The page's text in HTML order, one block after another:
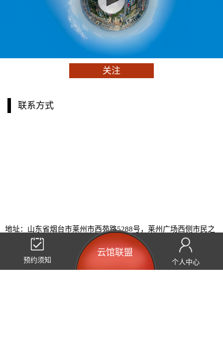
关注
联系方式
地址：山东省烟台市莱州市西苑路5288号，莱州广场西侧市民之
家三、四楼
微信：莱州规划展览馆
预约须知
云馆联盟
个人中心